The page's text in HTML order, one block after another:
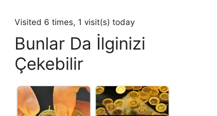
Visited 6 times, 1 visit(s) today
Bunlar Da İlginizi
Çekebilir